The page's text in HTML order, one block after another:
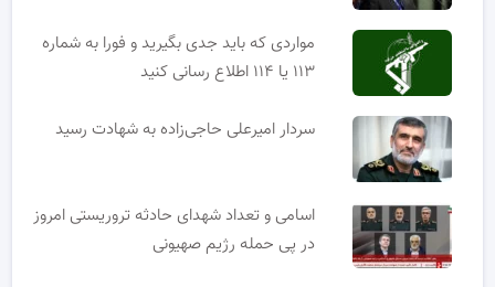
مواردی که باید جدی بگیرید و فورا به شماره
۱۱۳ یا ۱۱۴ اطلاع رسانی کنید
سردار امیرعلی حاجی‌زاده به شهادت رسید
اسامی و تعداد شهدای حادثه تروریستی امروز
در پی حمله رژیم صهیونی